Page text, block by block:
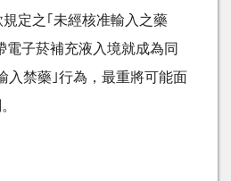
定之｢未經核准輸入之藥
電子菸補充液入境就成為同
入禁藥｣行為，最重將可能面